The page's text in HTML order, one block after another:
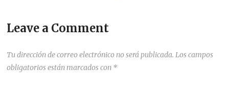
Leave a Comment
Tu dirección de correo electrónico no será publicada. Los campos
obligatorios están marcados con *